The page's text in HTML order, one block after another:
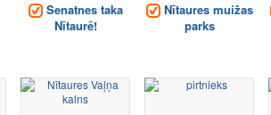
Senatnes taka
Nītaurē!
Nītaures muižas
parks